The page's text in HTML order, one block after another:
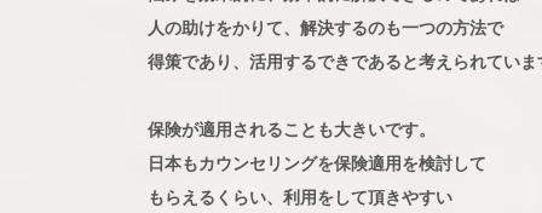
人の助けをかりて、解決するのも一つの方法で
得策であり、活用するできであると考えられていま
保険が適用されることも大きいです。
日本もカウンセリングを保険適用を検討して
もらえるくらい、利用をして頂きやすい